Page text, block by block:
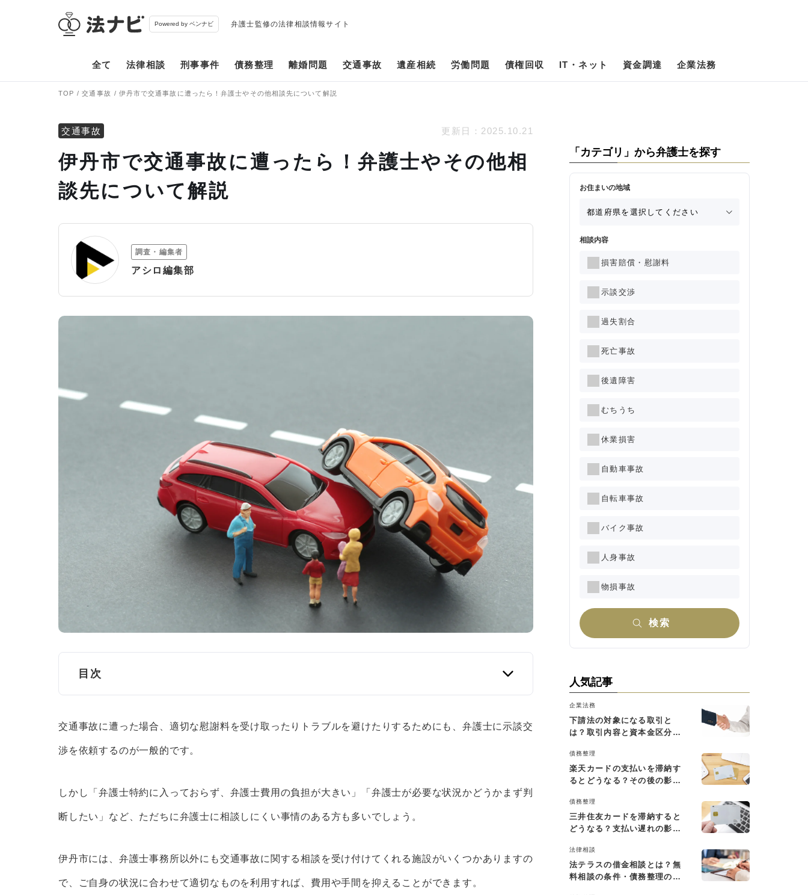
Powered by ベンナビ 弁護士監修の法律相談情報サイト
全て 法律相談 刑事事件 債務整理 離婚問題 交通事故 遺産相続 労働問題 債権回収 IT・ネット 資金調達 企業法務
TOP 交通事故 伊丹市で交通事故に遭ったら！弁護士やその他相談先について解説
交通事故 更新日： 2025.10.21
伊丹市で交通事故に遭ったら！弁護士やその他相
談先について解説
調査・編集者
アシロ編集部
目次
伊丹市の交通事故に関する相談窓口
兵庫県警察・警察相談室
兵庫県行政書士会無料相談会
兵庫県地方検察庁被害者ホットライン
兵庫県の交通安全協会
交通事故に遭った場合、適切な慰謝料を受け取ったりトラブルを避けたりするためにも、弁護士に示談交
渉を依頼するのが一般的です。
しかし「弁護士特約に入っておらず、弁護士費用の負担が大きい」「弁護士が必要な状況かどうかまず判
断したい」など、ただちに弁護士に相談しにくい事情のある方も多いでしょう。
伊丹市には、弁護士事務所以外にも交通事故に関する相談を受け付けてくれる施設がいくつかありますの
で、ご自身の状況に合わせて適切なものを利用すれば、費用や手間を抑えることができます。
「カテゴリ」から弁護士を探す
お住まいの地域
相談内容
損害賠償・慰謝料
示談交渉
過失割合
死亡事故
後遺障害
むちうち
休業損害
自動車事故
自転車事故
バイク事故
人身事故
物損事故
検索
人気記事
企業法務
下請法の対象になる取引と
は？取引内容と資本金区分に
債務整理
楽天カードの支払いを滞納す
るとどうなる？その後の影響
債務整理
三井住友カードを滞納すると
どうなる？支払い遅れの影響
法律相談
法テラスの借金相談とは？無
料相談の条件・債務整理の費